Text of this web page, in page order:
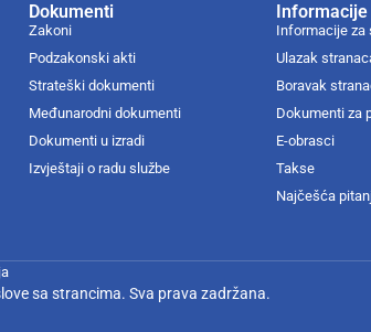
Dokumenti
Zakoni
Podzakonski akti
Strateški dokumenti
Međunarodni dokumenti
Dokumenti u izradi
Izvještaji o radu službe
Informacije za
Ulazak
Boravak
Dokumenti za
E-obrasci
Takse
Najčešća
sa strancima. Sva prava zadržana.